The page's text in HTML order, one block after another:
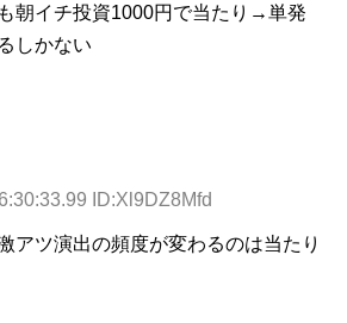
朝イチ投資1000円で当たり→単発
しかない
ID:Xl9DZ8Mfd
アツ演出の頻度が変わるのは当たり